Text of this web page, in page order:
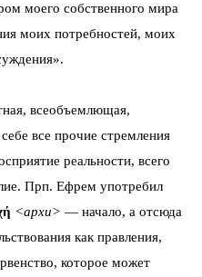
моего собственного мира
моих потребностей, моих
всеобъемлющая,
все прочие стремления
реальности, всего
Прп. Ефрем употребил
<архи> — начало, а отсюда
как правления,
которое может